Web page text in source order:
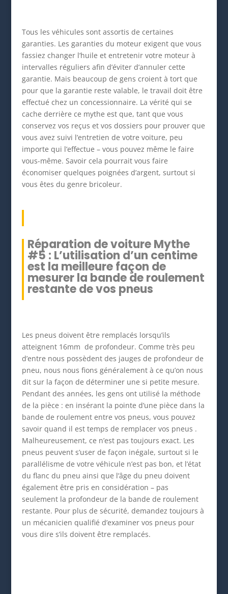
Tous les véhicules sont assortis de certaines
garanties. Les garanties du moteur exigent que vous
fassiez changer l’huile et entretenir votre moteur à
intervalles réguliers afin d’éviter d’annuler cette
garantie. Mais beaucoup de gens croient à tort que
pour que la garantie reste valable, le travail doit être
effectué chez un concessionnaire. La vérité qui se
cache derrière ce mythe est que, tant que vous
conservez vos reçus et vos dossiers pour prouver que
vous avez suivi l’entretien de votre voiture, peu
importe qui l’effectue – vous pouvez même le faire
vous-même. Savoir cela pourrait vous faire
économiser quelques poignées d’argent, surtout si
vous êtes du genre bricoleur.
Réparation de voiture Mythe
#5 : L’utilisation d’un centime
est la meilleure façon de
mesurer la bande de roulement
restante de vos pneus
Les pneus doivent être remplacés lorsqu’ils
atteignent 16mm de profondeur. Comme très peu
d’entre nous possèdent des jauges de profondeur de
pneu, nous nous fions généralement à ce qu’on nous
dit sur la façon de déterminer une si petite mesure.
Pendant des années, les gens ont utilisé la méthode
de la pièce : en insérant la pointe d’une pièce dans la
bande de roulement entre vos pneus, vous pouvez
savoir quand il est temps de remplacer vos pneus .
Malheureusement, ce n’est pas toujours exact. Les
pneus peuvent s’user de façon inégale, surtout si le
parallélisme de votre véhicule n’est pas bon, et l’état
du flanc du pneu ainsi que l’âge du pneu doivent
également être pris en considération – pas
seulement la profondeur de la bande de roulement
restante. Pour plus de sécurité, demandez toujours à
un mécanicien qualifié d’examiner vos pneus pour
vous dire s’ils doivent être remplacés.